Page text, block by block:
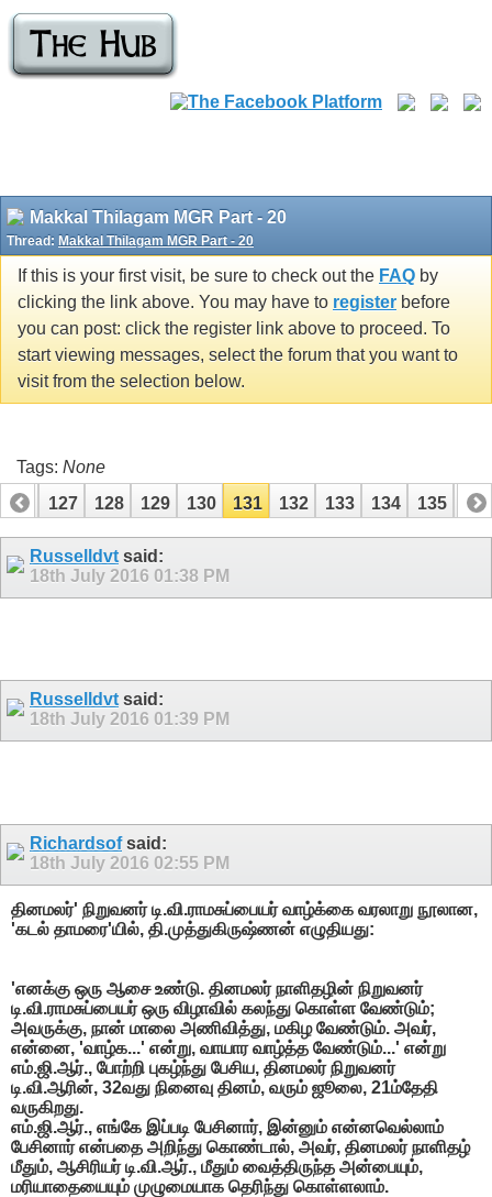
Makkal Thilagam MGR Part - 20
Thread: Makkal Thilagam MGR Part - 20
If this is your first visit, be sure to check out the FAQ by
clicking the link above. You may have to register before
you can post: click the register link above to proceed. To
start viewing messages, select the forum that you want to
visit from the selection below.
Tags: None
126
127 128 129 130 131 132 133 134 135 136
146Russelldvt said:
18th July 2016 01:38 PM
Russelldvt said:
18th July 2016 01:39 PM
Richardsofsaid:
18th July 2016 02:55 PM
தினமலர்' நிறுவனர் டி.வி.ராமசுப்பையர் வாழ்க்கை வரலாறு நூலான,
'கடல் தாமரை'யில், தி.முத்துகிருஷ்ணன் எழுதியது:
'எனக்கு ஒரு ஆசை உண்டு. தினமலர் நாளிதழின் நிறுவனர்
டி.வி.ராமசுப்பையர் ஒரு விழாவில் கலந்து கொள்ள வேண்டும்;
அவருக்கு, நான் மாலை அணிவித்து, மகிழ வேண்டும். அவர்,
என்னை, 'வாழ்க...' என்று, வாயார வாழ்த்த வேண்டும்...' என்று
எம்.ஜி.ஆர்., போற்றி புகழ்ந்து பேசிய, தினமலர் நிறுவனர்
டி.வி.ஆரின், 32வது நினைவு தினம், வரும் ஜூலை, 21ம்தேதி
வருகிறது.
எம்.ஜி.ஆர்., எங்கே இப்படி பேசினார், இன்னும் என்னவெல்லாம்
பேசினார் என்பதை அறிந்து கொண்டால், அவர், தினமலர் நாளிதழ்
மீதும், ஆசிரியர் டி.வி.ஆர்., மீதும் வைத்திருந்த அன்பையும்,
மரியாதையையும் முழுமையாக தெரிந்து கொள்ளலாம்.